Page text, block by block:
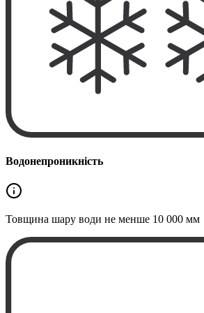
Водонепроникність
Товщина шару води не менше 10 000 мм